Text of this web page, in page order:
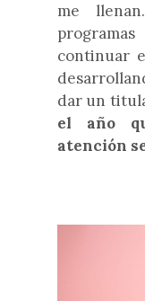
me
continuar
dar un
el año
atención